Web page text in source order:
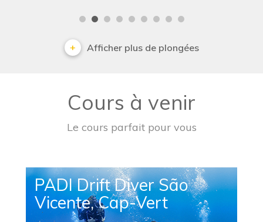
Afficher plus de plongées
Cours à venir
Le cours parfait pour vous
PADI Drift Diver São
Vicente, Cap-Vert